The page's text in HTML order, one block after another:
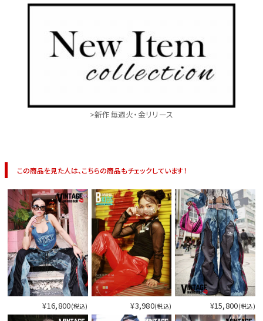
>新作毎週火・金リリース
この商品を見た人は、こちらの商品もチェックしています！
¥16,800(税込) ¥3,980(税込) ¥15,800(税込)